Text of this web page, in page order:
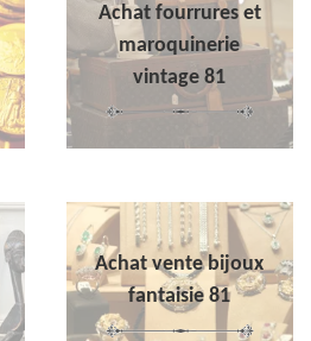
Achat fourrures et
maroquinerie
vintage 81
Achat vente bijoux
fantaisie 81